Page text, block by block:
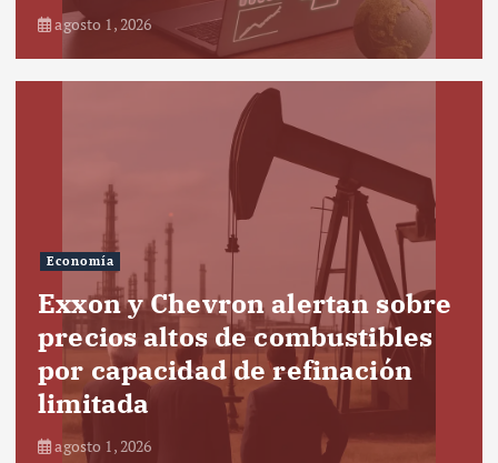
agosto 1, 2026
Economía
Exxon y Chevron alertan sobre
precios altos de combustibles
por capacidad de refinación
limitada
agosto 1, 2026